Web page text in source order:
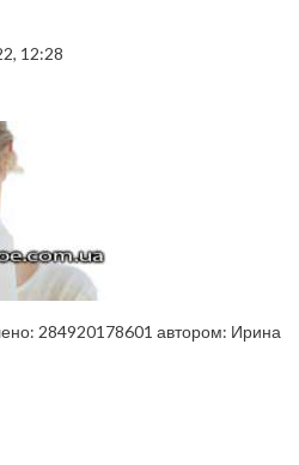
12:28
284920178601 автором: Ирина